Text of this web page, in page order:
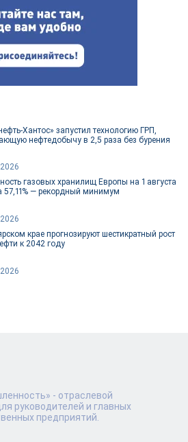
Хантос» запустил технологию ГРП,
нефтедобычу в 2,5 раза без бурения
газовых хранилищ Европы на 1 августа
57,11% — рекордный минимум
крае прогнозируют шестикратный рост
к 2042 году
- отраслевой
руководителей и главных
предприятий.